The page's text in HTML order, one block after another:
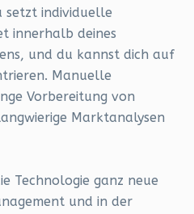
setzt individuelle
innerhalb deines
und du kannst dich auf
Manuelle
Vorbereitung von
Marktanalysen
Technologie ganz neue
und in der